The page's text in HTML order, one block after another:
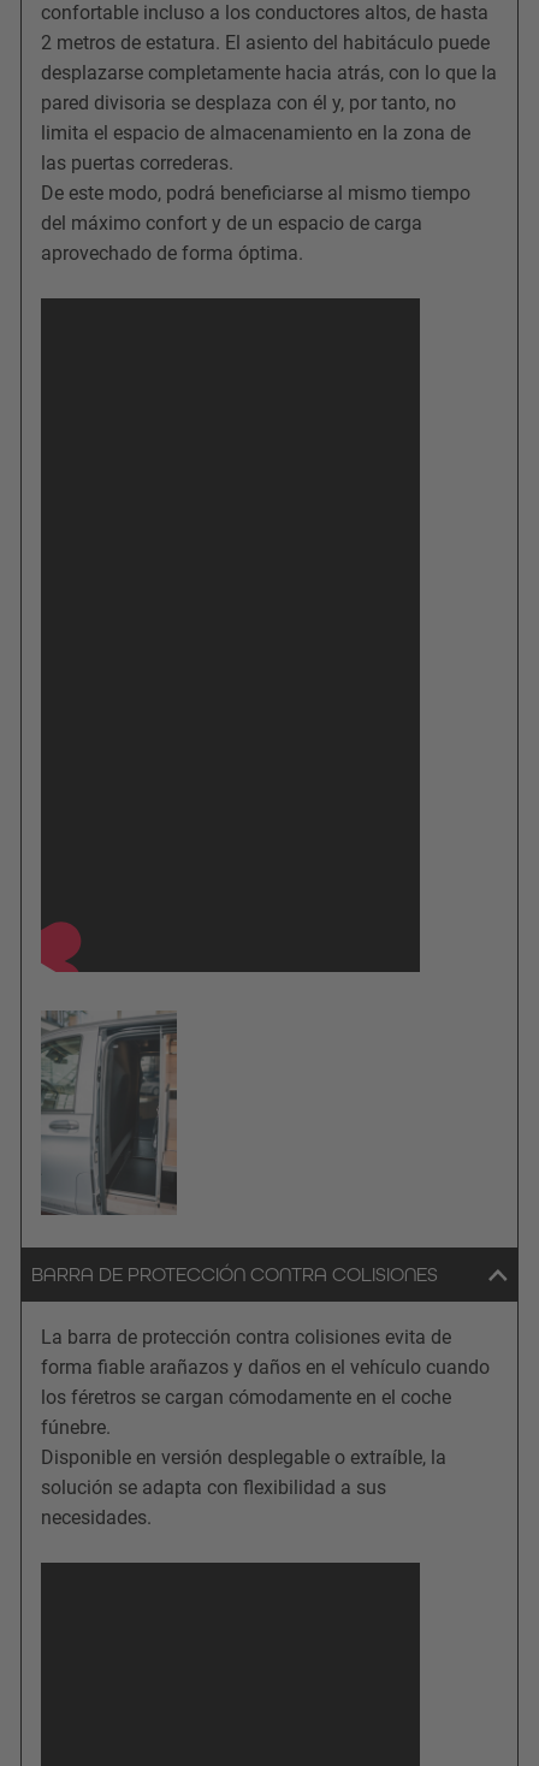
confortable incluso a los conductores altos, de hasta
2 metros de estatura. El asiento del habitáculo puede
desplazarse completamente hacia atrás, con lo que la
pared divisoria se desplaza con él y, por tanto, no
limita el espacio de almacenamiento en la zona de
las puertas correderas.
De este modo, podrá beneficiarse al mismo tiempo
del máximo confort y de un espacio de carga
aprovechado de forma óptima.
BARRA DE PROTECCIÓN CONTRA COLISIONES
La barra de protección contra colisiones evita de
forma fiable arañazos y daños en el vehículo cuando
los féretros se cargan cómodamente en el coche
fúnebre.
Disponible en versión desplegable o extraíble, la
solución se adapta con flexibilidad a sus
necesidades.